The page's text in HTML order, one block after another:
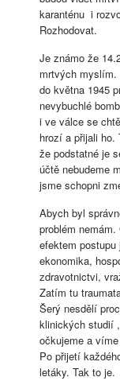
karanténu i
Rozhodovat.
Je známo že
mrtvých
do května 1945
nevybuchlé
i ve válce se
hrozí a přijali
že podstatné je
účtě nebudeme
jsme schopni
Abych byl
problém
efektem
ekonomika,
zdravotnictvi,
Zatím tu
Šerý nesdělí
klinických studií
očkujeme a
Po přijetí
letáky. Tak to je.